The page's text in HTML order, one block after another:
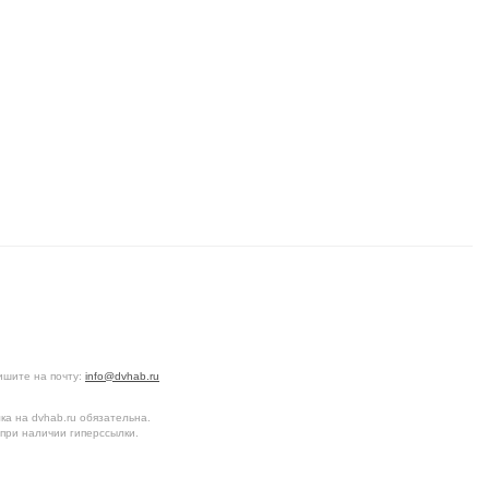
на почту: info@dvhab.ru
на dvhab.ru обязательна.
наличии гиперссылки.